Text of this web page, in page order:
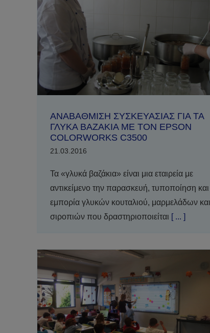
ΑΝΑΒΑΘΜΙΣΗ ΣΥΣΚΕΥΑΣΙΑΣ ΓΙΑ ΤΑ
ΓΛΥΚΑ ΒΑΖΑΚΙΑ ΜΕ ΤΟΝ EPSON
COLORWORKS C3500
21.03.2016
Τα «γλυκά βαζάκια» είναι μια εταιρεία με
αντικείμενο την παρασκευή, τυποποίηση και
εμπορία γλυκών κουταλιού, μαρμελάδων και
σιροπιών που δραστηριοποιείται [ ... ]